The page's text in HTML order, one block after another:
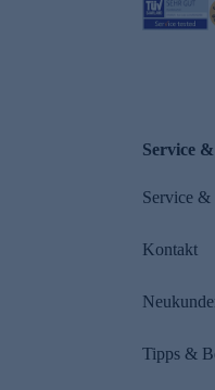
Service
Service
Kontakt
Tipps &